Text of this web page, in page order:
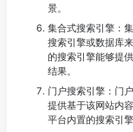
景。
集合式搜索引擎：
搜索引擎或数据库
的搜索引擎能够提
结果。
门户搜索引擎：门
提供基于该网站内
平台内置的搜索引